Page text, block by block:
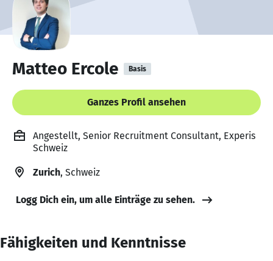
Matteo Ercole Basis
Ganzes Profil ansehen
Angestellt, Senior Recruitment Consultant, Experis
Schweiz
Zurich, Schweiz
Logg Dich ein, um alle Einträge zu sehen.
Fähigkeiten und Kenntnisse